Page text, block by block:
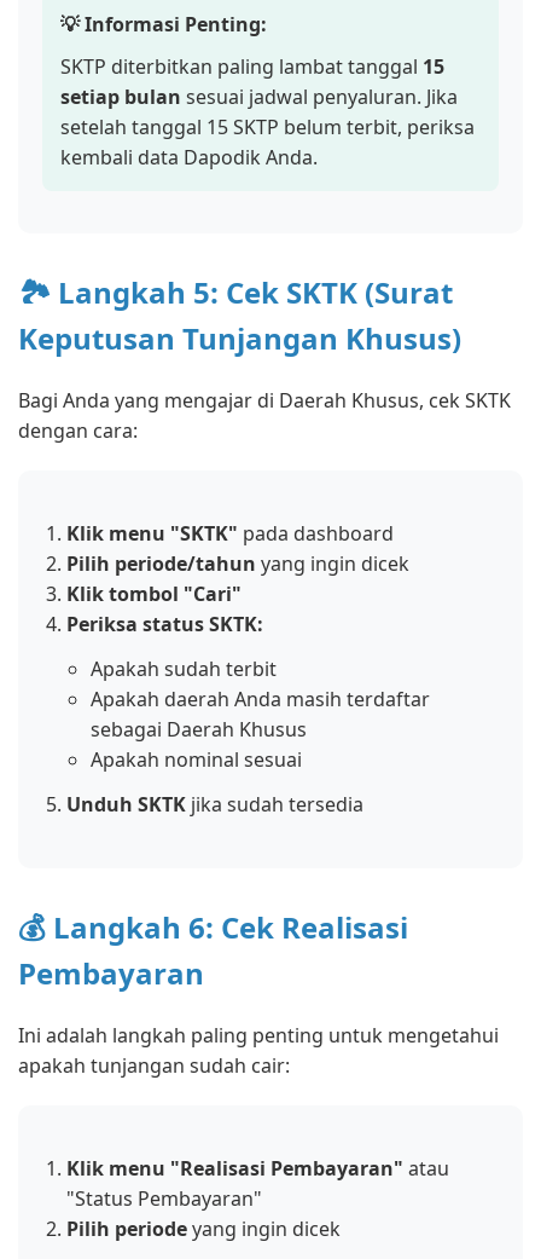
💡 Informasi Penting:
SKTP diterbitkan paling lambat tanggal 15
setiap bulan sesuai jadwal penyaluran. Jika
setelah tanggal 15 SKTP belum terbit, periksa
kembali data Dapodik Anda.
🏞️ Langkah 5: Cek SKTK (Surat
Keputusan Tunjangan Khusus)
Bagi Anda yang mengajar di Daerah Khusus, cek SKTK
dengan cara:
Klik menu "SKTK" pada dashboard
Pilih periode/tahun yang ingin dicek
Klik tombol "Cari"
Periksa status SKTK:
Apakah sudah terbit
Apakah daerah Anda masih terdaftar
sebagai Daerah Khusus
Apakah nominal sesuai
Unduh SKTK jika sudah tersedia
💰 Langkah 6: Cek Realisasi
Pembayaran
Ini adalah langkah paling penting untuk mengetahui
apakah tunjangan sudah cair:
Klik menu "Realisasi Pembayaran" atau
"Status Pembayaran"
Pilih periodeyang ingin dicek